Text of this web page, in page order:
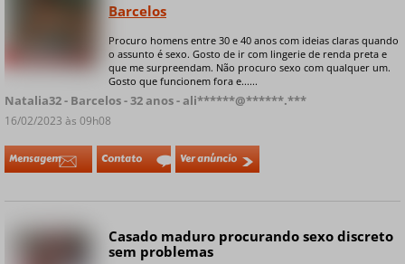
+ 8 fotos privadas
Barcelos
Procuro homens entre 30 e 40 anos com ideias claras quando
o assunto é sexo. Gosto de ir com lingerie de renda preta e
que me surpreendam. Não procuro sexo com qualquer um.
Gosto que funcionem fora e......
Natalia32 - Barcelos - 32 anos - ali******@******.***
16/02/2023 às 09h08
Mensagem Contato Ver anúncio
Casado maduro procurando sexo discreto
sem problemas